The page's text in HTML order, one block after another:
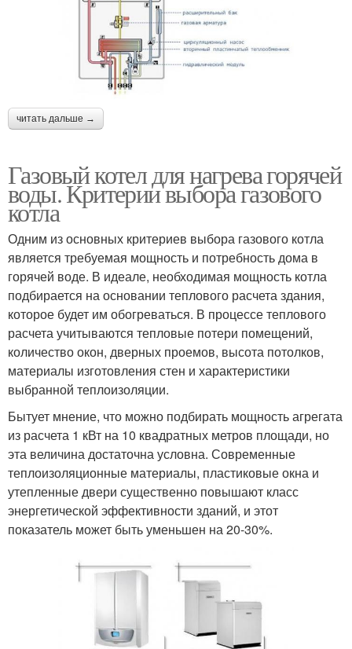
читать дальше →
Газовый котел для нагрева горячей
воды. Критерии выбора газового
котла
Одним из основных критериев выбора газового котла
является требуемая мощность и потребность дома в
горячей воде. В идеале, необходимая мощность котла
подбирается на основании теплового расчета здания,
которое будет им обогреваться. В процессе теплового
расчета учитываются тепловые потери помещений,
количество окон, дверных проемов, высота потолков,
материалы изготовления стен и характеристики
выбранной теплоизоляции.
Бытует мнение, что можно подбирать мощность агрегата
из расчета 1 кВт на 10 квадратных метров площади, но
эта величина достаточна условна. Современные
теплоизоляционные материалы, пластиковые окна и
утепленные двери существенно повышают класс
энергетической эффективности зданий, и этот
показатель может быть уменьшен на 20-30%.